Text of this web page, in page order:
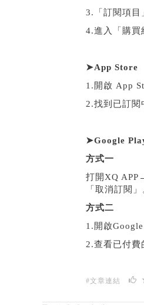
3.「訂閱項目
4.進入「購
➤App Store
1.開啟 App
2.找到已訂閱
➤Google
方式一
打開XQ
「取消訂閱」
方式二
1.開啟
2.查看已付
#文章連結